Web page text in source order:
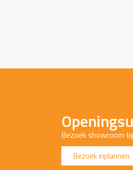
Bezoek showroom
Bezoek inplannen